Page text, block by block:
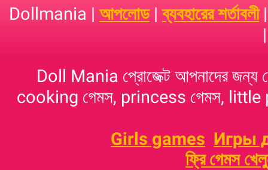
Dollmania | আপলোড|ব্যবহারের শর্তাবলী
Doll Mania প্রোজেক্ট আপনাদের
cooking গেমস, princess গেমস, little
Girls games Игры
ফ্রি গেমস